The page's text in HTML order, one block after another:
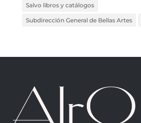
Salvo libros y catálogos
Subdirección General de Bellas Artes